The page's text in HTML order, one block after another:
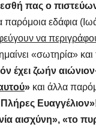
πας ο
εδάφια
να
«σωτηρία»
έχει ζωήν
» και άλλα
αισχύνη», «το